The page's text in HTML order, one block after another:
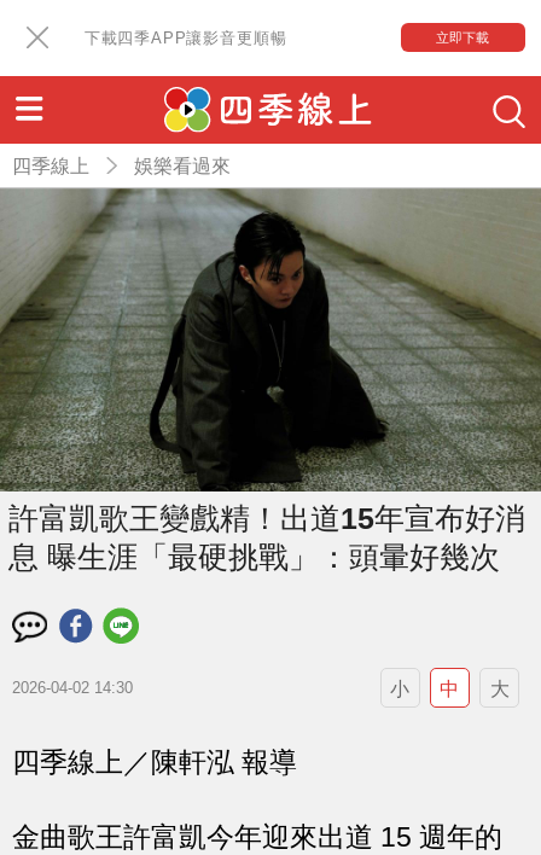
下載四季APP讓影音更順暢 立即下載
四季線上 娛樂看過來
許富凱歌王變戲精！出道15年宣布好消
息 曝生涯「最硬挑戰」：頭暈好幾次
2026-04-02 14:30 小 中 大
四季線上／陳軒泓 報導
金曲歌王許富凱今年迎來出道 15 週年的